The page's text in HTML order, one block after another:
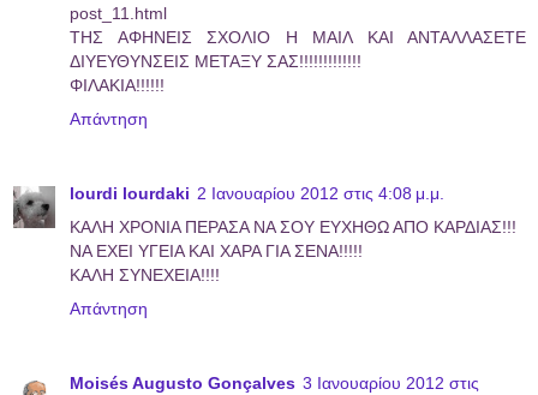
post_11.html
ΤΗΣ ΑΦΗΝΕΙΣ ΣΧΟΛΙΟ Η ΜΑΙΛ ΚΑΙ ΑΝΤΑΛΛΑΣΕΤΕ
ΔΙΥΕΥΘΥΝΣΕΙΣ ΜΕΤΑΞΥ ΣΑΣ!!!!!!!!!!!!!
ΦΙΛΑΚΙΑ!!!!!!
Απάντηση
lourdi lourdaki 2 Ιανουαρίου 2012 στις 4:08 μ.μ.
KAΛΗ ΧΡΟΝΙΑ ΠΕΡΑΣΑ ΝΑ ΣΟΥ ΕΥΧΗΘΩ ΑΠΟ ΚΑΡΔΙΑΣ!!!
ΝΑ ΕΧΕΙ ΥΓΕΙΑ ΚΑΙ ΧΑΡΑ ΓΙΑ ΣΕΝΑ!!!!!
ΚΑΛΗ ΣΥΝΕΧΕΙΑ!!!!
Απάντηση
Moisés Augusto Gonçalves 3 Ιανουαρίου 2012 στις